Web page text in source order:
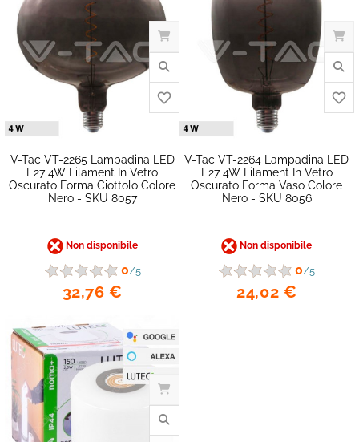
V-Tac VT-2265 Lampadina LED
E27 4W Filament In Vetro
Oscurato Forma Ciottolo Colore
Nero - SKU 8057
Non disponibile
0/5
32,76 €
V-Tac VT-2264 Lampadina LED
E27 4W Filament In Vetro
Oscurato Forma Vaso Colore
Nero - SKU 8056
Non disponibile
0/5
24,02 €